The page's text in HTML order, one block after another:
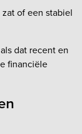
of een stabiel
dat recent en
financiële